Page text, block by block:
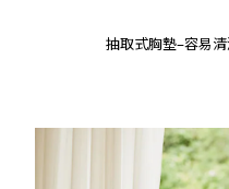
抽取式胸墊–容易